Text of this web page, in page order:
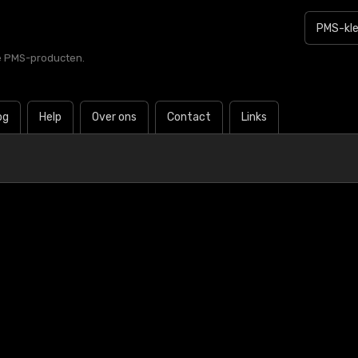
PMS-producten.
Help Over ons Contact Links